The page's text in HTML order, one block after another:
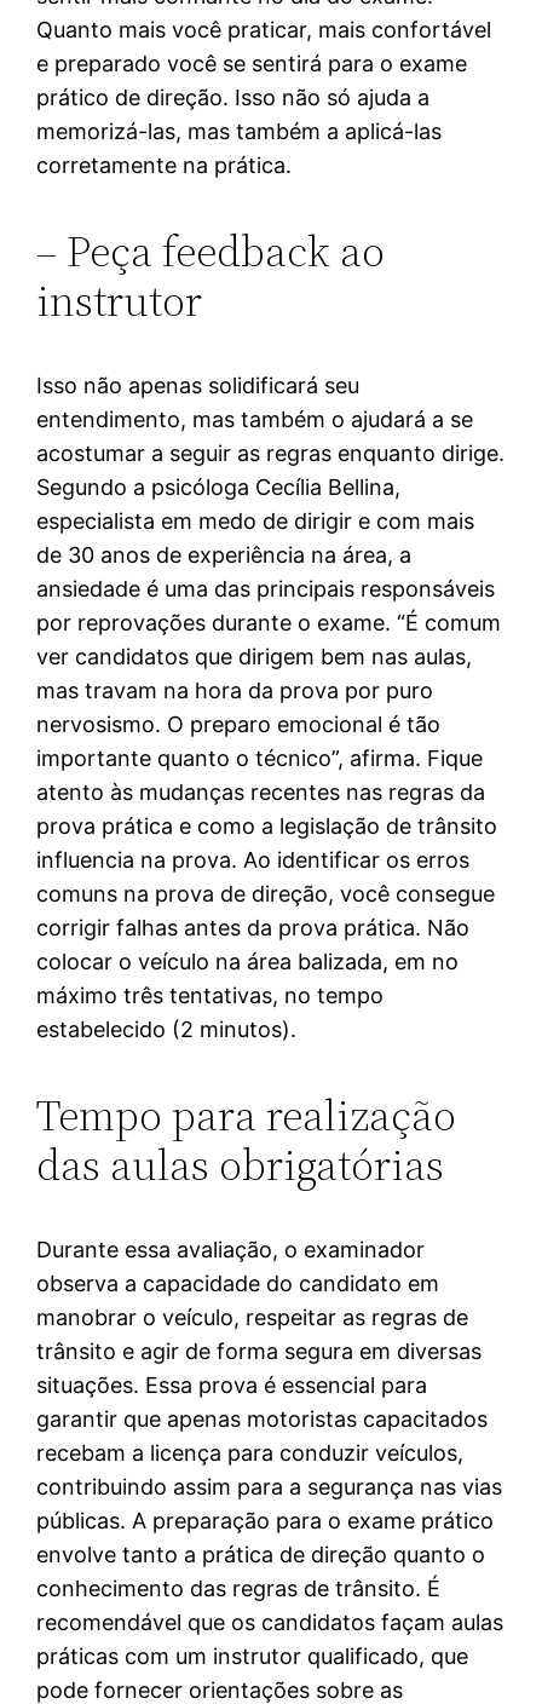
Quanto mais você praticar, mais confortável
e preparado você se sentirá para o exame
prático de direção. Isso não só ajuda a
memorizá-las, mas também a aplicá-las
corretamente na prática.
– Peça feedback ao
instrutor
Isso não apenas solidificará seu
entendimento, mas também o ajudará a se
acostumar a seguir as regras enquanto dirige.
Segundo a psicóloga Cecília Bellina,
especialista em medo de dirigir e com mais
de 30 anos de experiência na área, a
ansiedade é uma das principais responsáveis
por reprovações durante o exame. “É comum
ver candidatos que dirigem bem nas aulas,
mas travam na hora da prova por puro
nervosismo. O preparo emocional é tão
importante quanto o técnico”, afirma. Fique
atento às mudanças recentes nas regras da
prova prática e como a legislação de trânsito
influencia na prova. Ao identificar os erros
comuns na prova de direção, você consegue
corrigir falhas antes da prova prática. Não
colocar o veículo na área balizada, em no
máximo três tentativas, no tempo
estabelecido (2 minutos).
Tempo para realização
das aulas obrigatórias
Durante essa avaliação, o examinador
observa a capacidade do candidato em
manobrar o veículo, respeitar as regras de
trânsito e agir de forma segura em diversas
situações. Essa prova é essencial para
garantir que apenas motoristas capacitados
recebam a licença para conduzir veículos,
contribuindo assim para a segurança nas vias
públicas. A preparação para o exame prático
envolve tanto a prática de direção quanto o
conhecimento das regras de trânsito. É
recomendável que os candidatos façam aulas
práticas com um instrutor qualificado, que
pode fornecer orientações sobre as